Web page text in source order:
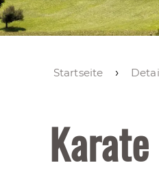
Startseite